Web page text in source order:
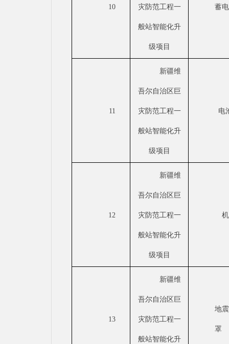
10 灾防范工程一
般站智能化升
级项目
蓄
11
新疆维
吾尔自治区巨
灾防范工程一
般站智能化升
级项目
电
12
新疆维
吾尔自治区巨
灾防范工程一
般站智能化升
级项目
13
新疆维
吾尔自治区巨
灾防范工程一
般站智能化升
地
罩